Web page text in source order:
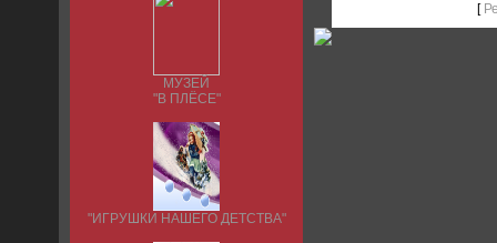
МУЗЕЙ
"В ПЛЁСЕ"
"ИГРУШКИ НАШЕГО ДЕТСТВА"
[